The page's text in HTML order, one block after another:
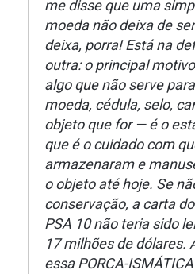
me disse que uma
moeda não deixa de
deixa, porra! Está na
outra: o principal
algo que não serve
moeda, cédula, selo,
objeto que for — é o
que é o cuidado com
armazenaram e
o objeto até hoje. Se
conservação, a carta
PSA 10 não teria sido
17 milhões de dólares.
essa PORCA-